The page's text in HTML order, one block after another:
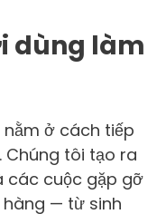
dùng làm
ở cách tiếp
Chúng tôi tạo ra
các cuộc gặp gỡ
— từ sinh